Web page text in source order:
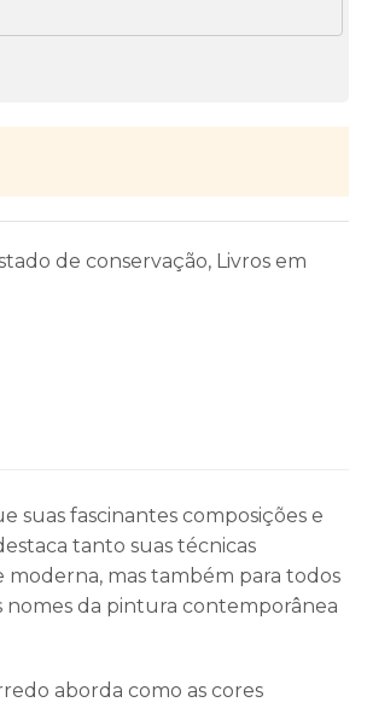
de conservação, Livros em
suas fascinantes composições e
tanto suas técnicas
moderna, mas também para todos
nomes da pintura contemporânea
aborda como as cores